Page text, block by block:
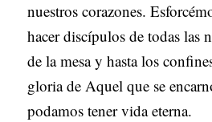
nuestros corazones.
hacer discípulos de todas las
de la mesa y hasta los
gloria de Aquel que se
podamos tener vida eterna.